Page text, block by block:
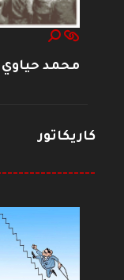
محمد حياوي
كاريكاتور